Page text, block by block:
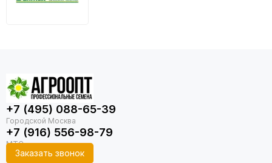
+7 (495) 088-65-39
+7 (916) 556-98-79
Заказать звонок